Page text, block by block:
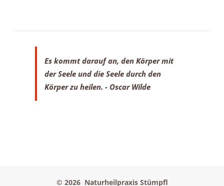
Es kommt darauf an, den Körper mit
der Seele und die Seele durch den
Körper zu heilen. - Oscar Wilde
© 2026 Naturheilpraxis Stümpfl